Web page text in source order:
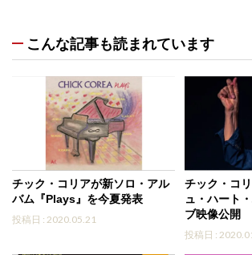
こんな記事も読まれています
チック・コリアが新ソロ・アル
バム『Plays』を今夏発表
投稿日 : 2020.05.21
チック・コ
ュ・ハート
ブ映像公開
投稿日 :